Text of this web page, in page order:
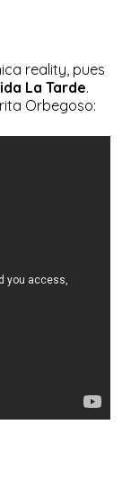
reality, pues
La Tarde.
Orbegoso: